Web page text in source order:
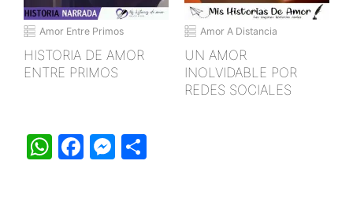
Amor Entre Primos
HISTORIA DE AMOR
ENTRE PRIMOS
Amor A Distancia
UN AMOR
INOLVIDABLE POR
REDES SOCIALES
W F
M